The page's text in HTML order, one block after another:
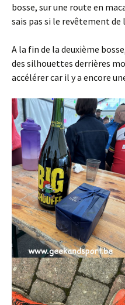
bosse, sur une route en
sais pas si le revêtement
A la fin de la deuxième
des silhouettes derrières
accélérer car il y a encore